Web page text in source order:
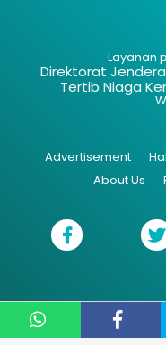
Layanan
Direktorat
Tertib Niaga
Advertisement
About Us